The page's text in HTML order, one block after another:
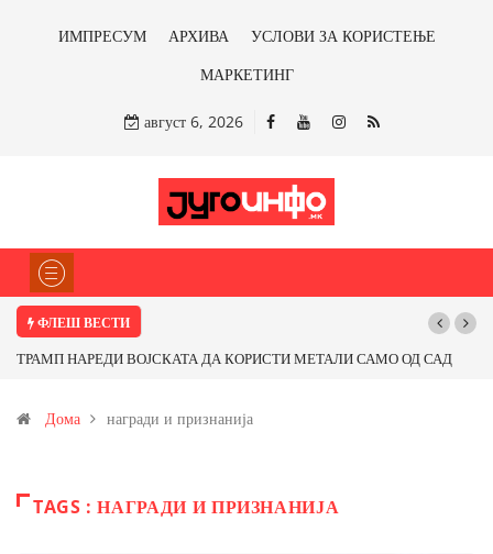
ИМПРЕСУМ АРХИВА
УСЛОВИ ЗА КОРИСТЕЊЕ
МАРКЕТИНГ
август 6, 2026
ФЛЕШ ВЕСТИ
ТРАМП НАРЕДИ ВОЈСКАТА ДА КОРИСТИ МЕТАЛИ САМО ОД САД
Иловица и со антимонот?
Дома награди и признанија
TAGS : НАГРАДИ И ПРИЗНАНИЈА